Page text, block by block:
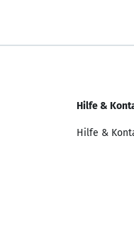
Hilfe &
Hilfe &